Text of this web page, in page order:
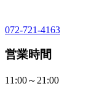
072-721-4163
営業時間
11:00～21:00